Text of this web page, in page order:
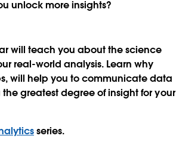
unlock more insights?
will teach you about the science
real-world analysis. Learn why
will help you to communicate data
greatest degree of insight for your
series.